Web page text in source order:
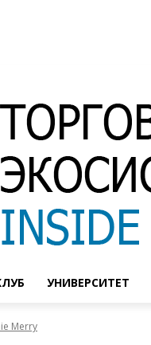
УНИВЕРСИТЕТ
Merry